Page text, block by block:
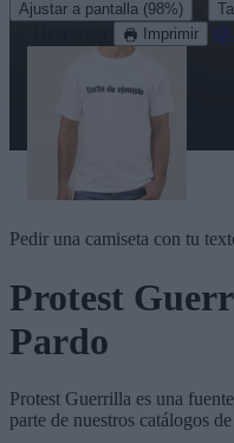
Ajustar a pantalla (98%)
Imprimir
Pedir una camiseta con tu
Protest
Pardo
Protest Guerrilla es una
parte de nuestros catálogos de